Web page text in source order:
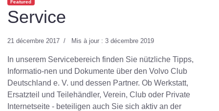
Featured
Service
21 décembre 2017 Mis à jour : 3 décembre 2019
In unserem Servicebereich finden Sie nützliche Tipps,
Informatio-nen und Dokumente über den Volvo Club
Deutschland e. V. und dessen Partner. Ob Werkstatt,
Ersatzteil und Teilehändler, Verein, Club oder Private
Internetseite - beteiligen auch Sie sich aktiv an der